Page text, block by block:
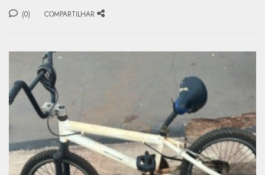
(0) COMPARTILHAR